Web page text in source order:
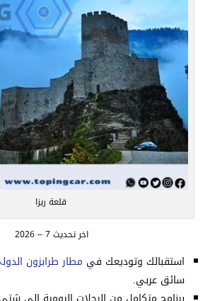
قلعة ريزا
اخر تحديث 7 – 2026
استقبالك وتوديعك في مطار طرابزون
سائق عربي.